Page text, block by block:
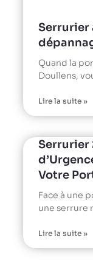
Serrurier
Quand la
Doullens,
Lire la suite »
Serrurier
Votre
Face à une
une serrure
Lire la suite »